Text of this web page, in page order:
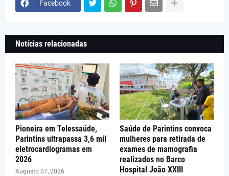
Facebook
Notícias relacionadas
Pioneira em Telessaúde,
Parintins ultrapassa 3,6 mil
eletrocardiogramas em
2026
Augusto 07, 2026
Saúde de Parintins convoca
mulheres para retirada de
exames de mamografia
realizados no Barco
Hospital João XXIII